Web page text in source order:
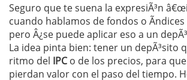
Seguro que te suena la expresiÃ³n
cuando hablamos de fondos o Ã­ndices
pero Â¿se puede aplicar eso a un
La idea pinta bien: tener un depÃ³sito
ritmo del IPCo de los precios, para
pierdan valor con el paso del tiempo.